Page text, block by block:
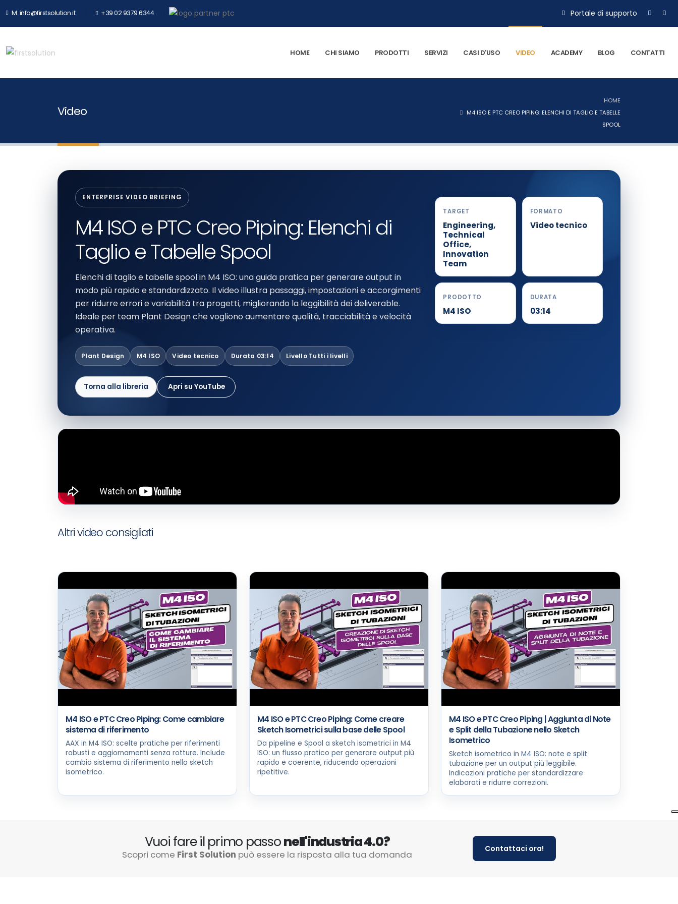
M: info@firstsolution.it +39 02 9379 6344 Portale di supporto
HOME CHI SIAMO PRODOTTI SERVIZI CASI D'USO VIDEO ACADEMY BLOG CONTATTI
Video
HOME
M4 ISO E PTC CREO PIPING: ELENCHI DI TAGLIO E TABELLE
SPOOL
ENTERPRISE VIDEO BRIEFING
M4 ISO e PTC Creo Piping: Elenchi di
Taglio e Tabelle Spool
Elenchi di taglio e tabelle spool in M4 ISO: una guida pratica per generare output in
modo più rapido e standardizzato. Il video illustra passaggi, impostazioni e accorgimenti
per ridurre errori e variabilità tra progetti, migliorando la leggibilità dei deliverable.
Ideale per team Plant Design che vogliono aumentare qualità, tracciabilità e velocità
operativa.
Plant Design M4 ISO Video tecnico Durata 03:14 Livello Tutti i livelli
Torna alla libreria Apri su YouTube
TARGET
Engineering,
Technical
Office,
Innovation
Team
FORMATO
Video tecnico
PRODOTTO
M4 ISO
DURATA
03:14
Altri video consigliati
M4 ISO e PTC Creo Piping: Come cambiare
sistema di riferimento
AAX in M4 ISO: scelte pratiche per riferimenti
robusti e aggiornamenti senza rotture. Include
cambio sistema di riferimento nello sketch
isometrico.
M4 ISO e PTC Creo Piping: Come creare
Sketch Isometrici sulla base delle Spool
Da pipeline e Spool a sketch isometrici in M4
ISO: un flusso pratico per generare output più
rapido e coerente, riducendo operazioni
ripetitive.
M4 ISO e PTC Creo Piping | Aggiunta di Note
e Split della Tubazione nello Sketch
Isometrico
Sketch isometrico in M4 ISO: note e split
tubazione per un output più leggibile.
Indicazioni pratiche per standardizzare
elaborati e ridurre correzioni.
Vuoi fare il primo passonell'industria 4.0?
Scopri come First Solution può essere la risposta alla tua domanda Contattaci ora!